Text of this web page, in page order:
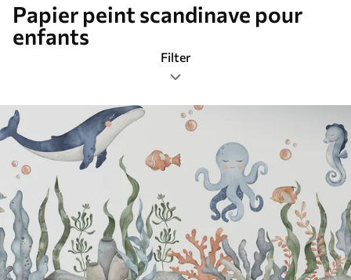
Papier peint scandinave pour
enfants
Filter
Étiquettes de design
Format de l’image
Palette de couleurs
Intelligent
Réinitialiser tous les filtres